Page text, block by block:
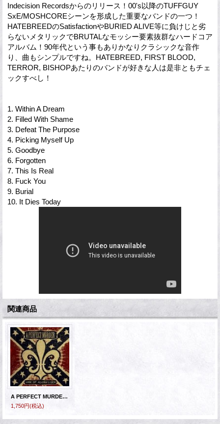
Indecision Recordsからのリリース！00's以降のTUFFGUY
SxE/MOSHCOREシーンを形成した重要なバンドの一つ！
HATEBREEDのSatisfactionやBURIED ALIVE等に負けじと劣
らないメタリックでBRUTALなモッシー要素抜群なハードコア
アルバム！90年代という事もありかなりクラシックな音作
り、曲もシンプルですね。HATEBREED, FIRST BLOOD,
TERROR, BISHOPあたりのバンドが好きな人は是非ともチェ
ックすべし！
1. Within A Dream
2. Filled With Shame
3. Defeat The Purpose
4. Picking Myself Up
5. Goodbye
6. Forgotten
7. This Is Real
8. Fuck You
9. Burial
10. It Dies Today
関連商品
A PERFECT MURDER -War Of Aggression
1,750円(税込)